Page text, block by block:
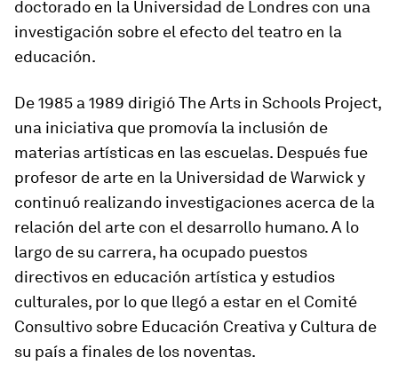
doctorado en la Universidad de Londres con una
investigación sobre el efecto del teatro en la
educación.
De 1985 a 1989 dirigió The Arts in Schools Project,
una iniciativa que promovía la inclusión de
materias artísticas en las escuelas. Después fue
profesor de arte en la Universidad de Warwick y
continuó realizando investigaciones acerca de la
relación del arte con el desarrollo humano. A lo
largo de su carrera, ha ocupado puestos
directivos en educación artística y estudios
culturales, por lo que llegó a estar en el Comité
Consultivo sobre Educación Creativa y Cultura de
su país a finales de los noventas.